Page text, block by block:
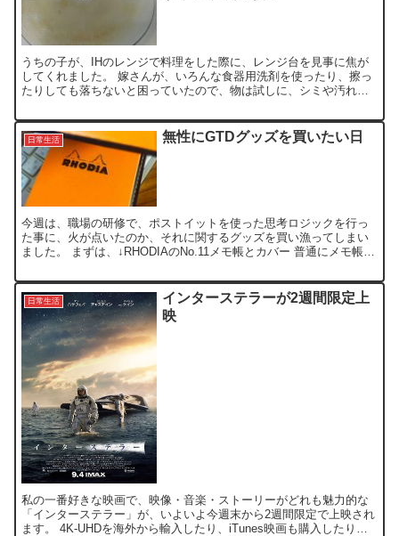
うちの子が、IHのレンジで料理をした際に、レンジ台を見事に焦が
してくれました。 嫁さんが、いろんな食器用洗剤を使ったり、擦っ
たりしても落ちないと困っていたので、物は試しに、シミや汚れが
日常生活 無性にGTDグッズを買いたい日
今週は、職場の研修で、ポストイットを使った思考ロジックを行っ
た事に、火が点いたのか、それに関するグッズを買い漁ってしまい
ました。 まずは、↓RHODIAのNo.11メモ帳とカバー 普通にメモ帳と
日常生活
インターステラーが2週間限定上
映
私の一番好きな映画で、映像・音楽・ストーリーがどれも魅力的な
「インターステラー」が、いよいよ今週末から2週間限定で上映され
ます。 4K-UHDを海外から輸入したり、iTunes映画も購入したり